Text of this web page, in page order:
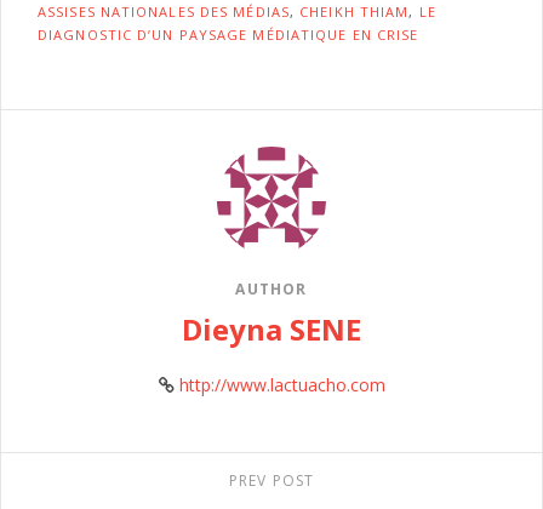
ASSISES NATIONALES DES MÉDIAS, CHEIKH THIAM, LE
DIAGNOSTIC D’UN PAYSAGE MÉDIATIQUE EN CRISE
AUTHOR
Dieyna SENE
http://www.lactuacho.com
PREV POST